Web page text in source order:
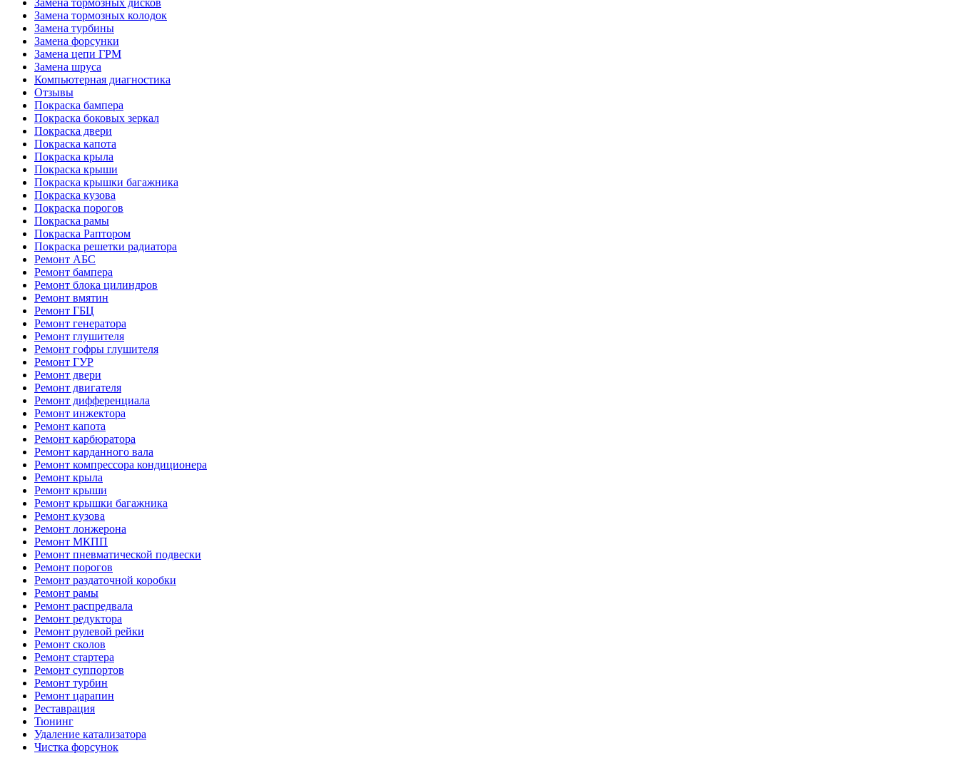
Замена тормозных дисков
Замена тормозных колодок
Замена турбины
Замена форсунки
Замена цепи ГРМ
Замена шруса
Компьютерная диагностика
Отзывы
Покраска бампера
Покраска боковых зеркал
Покраска двери
Покраска капота
Покраска крыла
Покраска крыши
Покраска крышки багажника
Покраска кузова
Покраска порогов
Покраска рамы
Покраска Раптором
Покраска решетки радиатора
Ремонт АБС
Ремонт бампера
Ремонт блока цилиндров
Ремонт вмятин
Ремонт ГБЦ
Ремонт генератора
Ремонт глушителя
Ремонт гофры глушителя
Ремонт ГУР
Ремонт двери
Ремонт двигателя
Ремонт дифференциала
Ремонт инжектора
Ремонт капота
Ремонт карбюратора
Ремонт карданного вала
Ремонт компрессора кондиционера
Ремонт крыла
Ремонт крыши
Ремонт крышки багажника
Ремонт кузова
Ремонт лонжерона
Ремонт МКПП
Ремонт пневматической подвески
Ремонт порогов
Ремонт раздаточной коробки
Ремонт рамы
Ремонт распредвала
Ремонт редуктора
Ремонт рулевой рейки
Ремонт сколов
Ремонт стартера
Ремонт суппортов
Ремонт турбин
Ремонт царапин
Реставрация
Тюнинг
Удаление катализатора
Чистка форсунок